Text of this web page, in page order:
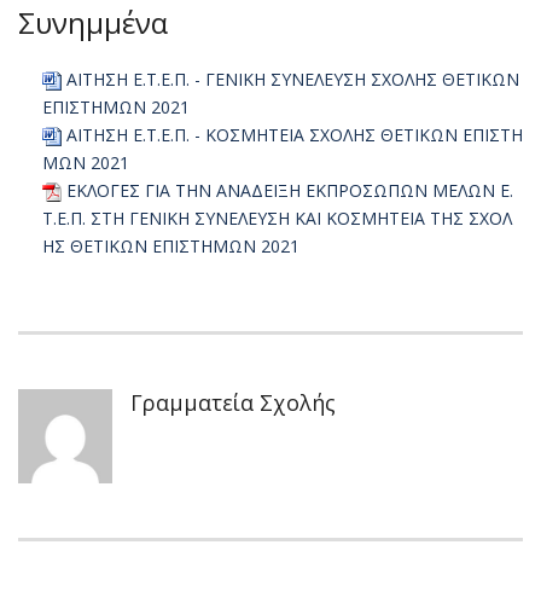
Συνημμένα
ΑΙΤΗΣΗ Ε.Τ.Ε.Π. - ΓΕΝΙΚΗ ΣΥΝΕΛΕΥΣΗ ΣΧΟΛΗΣ ΘΕΤΙΚΩΝ
ΕΠΙΣΤΗΜΩΝ 2021
ΑΙΤΗΣΗ Ε.Τ.Ε.Π. - ΚΟΣΜΗΤΕΙΑ ΣΧΟΛΗΣ ΘΕΤΙΚΩΝ ΕΠΙΣΤΗ
ΜΩΝ 2021
ΕΚΛΟΓΕΣ ΓΙΑ ΤΗΝ ΑΝΑΔΕΙΞΗ ΕΚΠΡΟΣΩΠΩΝ ΜΕΛΩΝ Ε.
Τ.Ε.Π. ΣΤΗ ΓΕΝΙΚΗ ΣΥΝΕΛΕΥΣΗ ΚΑΙ ΚΟΣΜΗΤΕΙΑ ΤΗΣ ΣΧΟΛ
ΗΣ ΘΕΤΙΚΩΝ ΕΠΙΣΤΗΜΩΝ 2021
Γραμματεία Σχολής